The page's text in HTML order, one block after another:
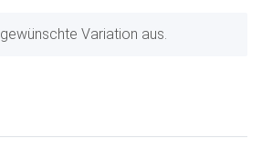
Variation aus.